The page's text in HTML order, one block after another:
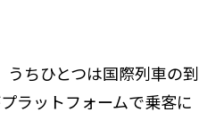
ちひとつは国際列車の到
ラットフォームで乗客に